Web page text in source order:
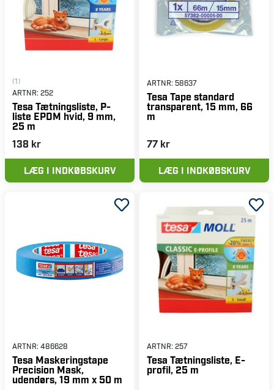
(1)
ARTNR: 252
Tesa Tætningsliste, P-
liste EPDM hvid, 9 mm,
25 m
138 kr
LÆG I INDKØBSKURV
ARTNR: 58637
Tesa Tape standard
transparent, 15 mm, 66
m
77 kr
LÆG I INDKØBSKURV
ARTNR: 486628
Tesa Maskeringstape
Precision Mask,
udendørs, 19 mm x 50 m
ARTNR: 257
Tesa Tætningsliste, E-
profil, 25 m